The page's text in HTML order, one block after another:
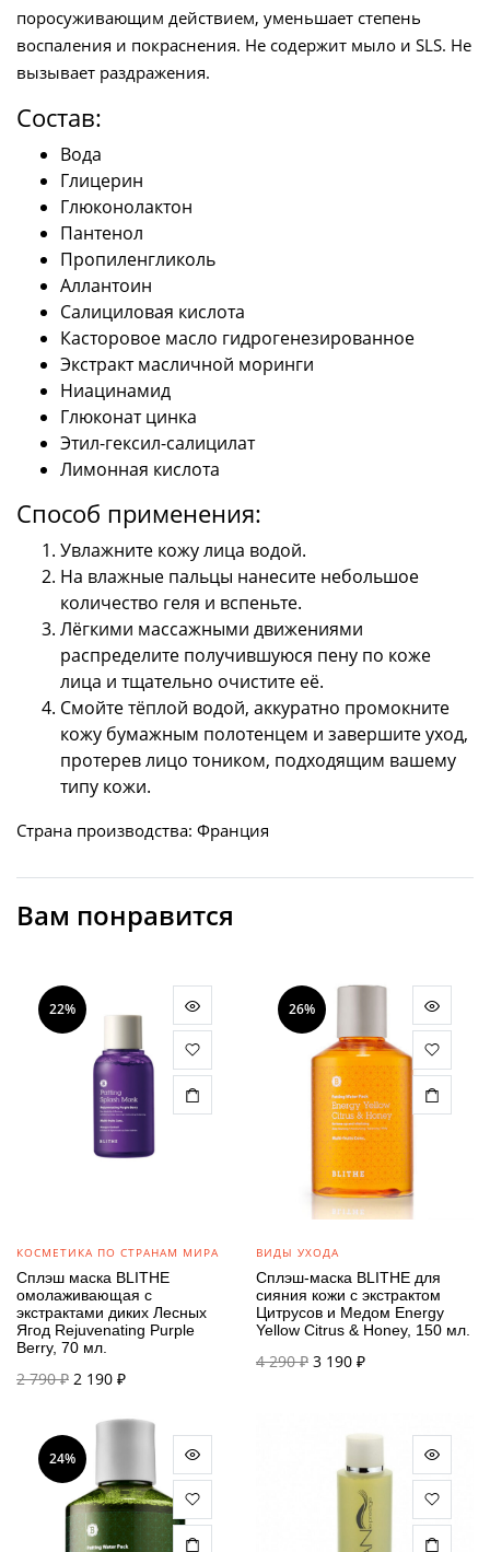
поросуживающим действием, уменьшает степень
воспаления и покраснения. Не содержит мыло и SLS. Не
вызывает раздражения.
Состав:
Вода
Глицерин
Глюконолактон
Пантенол
Пропиленгликоль
Аллантоин
Салициловая кислота
Касторовое масло гидрогенезированное
Экстракт масличной моринги
Ниацинамид
Глюконат цинка
Этил-гексил-салицилат
Лимонная кислота
Способ применения:
Увлажните кожу лица водой.
На влажные пальцы нанесите небольшое
количество геля и вспеньте.
Лёгкими массажными движениями
распределите получившуюся пену по коже
лица и тщательно очистите её.
Смойте тёплой водой, аккуратно промокните
кожу бумажным полотенцем и завершите уход,
протерев лицо тоником, подходящим вашему
типу кожи.
Страна производства: Франция
Вам понравится
22%
КОСМЕТИКА ПО СТРАНАМ МИРА
Сплэш маска BLITHE
омолаживающая с
экстрактами диких Лесных
Ягод Rejuvenating Purple
Berry, 70 мл.
2 790₽ Первоначальная
составляла
2 790 ₽.
2 190 ₽Текущая
2 190 ₽.
26%
ВИДЫ УХОДА
Сплэш-маска BLITHE для
сияния кожи с экстрактом
Цитрусов и Медом Energy
Yellow Citrus & Honey, 150 мл.
4 290₽ Первоначальная
3 190 ₽Текущая
24%